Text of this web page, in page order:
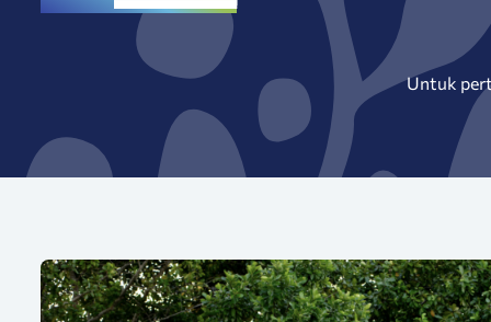
Untuk
Buletin Revive Our Ocean Tahun 2026